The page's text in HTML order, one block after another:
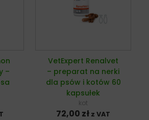
–
VetExpert Renalvet
– preparat na nerki
dla psów i kotów 60
kapsułek
kot
72,00 zł z VAT